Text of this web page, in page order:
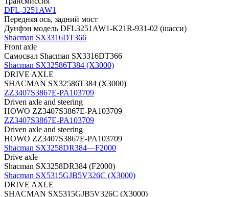
DFL-3251AW1
Передняя ось, задний мост
Дунфэн модель DFL3251AW1-K21R-931-02 (шасси)
Shacman SX3316DT366
Front axle
Самосвал Shacman SX3316DT366
Shacman SX32586T384 (X3000)
DRIVE AXLE
SHACMAN SX32586T384 (X3000)
ZZ3407S3867E-PA103709
Driven axle and steering
HOWO ZZ3407S3867E-PA103709
ZZ3407S3867E-PA103709
Driven axle and steering
HOWO ZZ3407S3867E-PA103709
Shacman SX3258DR384—F2000
Drive axle
Shacman SX3258DR384 (F2000)
Shacman SX5315GJB5V326C (X3000)
DRIVE AXLE
SHACMAN SX5315GJB5V326C (X3000)